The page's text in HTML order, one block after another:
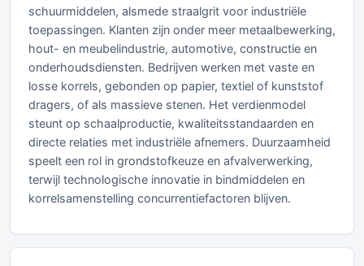
schuurmiddelen, alsmede straalgrit voor industriële
toepassingen. Klanten zijn onder meer metaalbewerking,
hout- en meubelindustrie, automotive, constructie en
onderhoudsdiensten. Bedrijven werken met vaste en
losse korrels, gebonden op papier, textiel of kunststof
dragers, of als massieve stenen. Het verdienmodel
steunt op schaalproductie, kwaliteitsstandaarden en
directe relaties met industriële afnemers. Duurzaamheid
speelt een rol in grondstofkeuze en afvalverwerking,
terwijl technologische innovatie in bindmiddelen en
korrelsamenstelling concurrentiefactoren blijven.